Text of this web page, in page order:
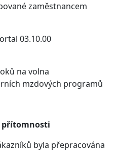
zaměstnancem
03.10.00
na volna
mzdových programů
přítomnosti
byla přepracována